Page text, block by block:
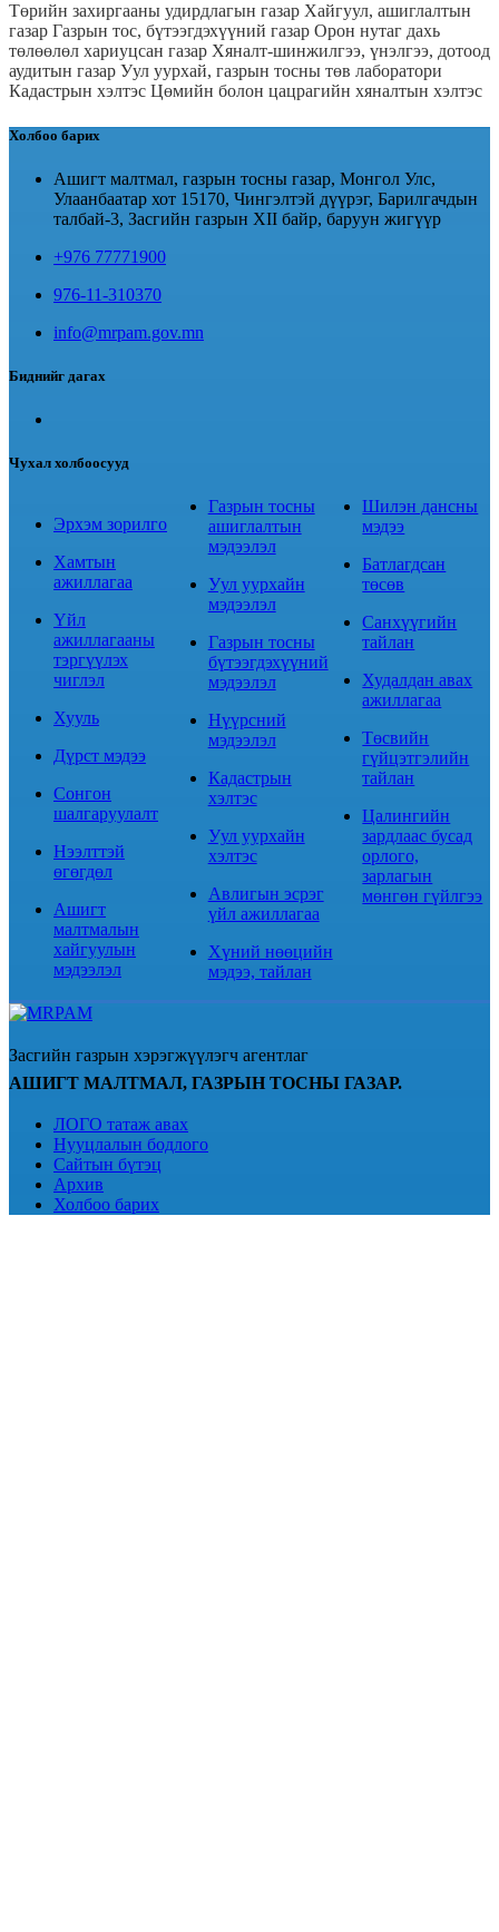
Төрийн захиргааны удирдлагын газар Хайгуул, ашиглалтын
газар Газрын тос, бүтээгдэхүүний газар Орон нутаг дахь
төлөөлөл хариуцсан газар Хяналт-шинжилгээ, үнэлгээ, дотоод
аудитын газар Уул уурхай, газрын тосны төв лаборатори
Кадастрын хэлтэс Цөмийн болон цацрагийн хяналтын хэлтэс
Холбоо барих
Ашигт малтмал, газрын тосны газар, Монгол Улс,
Улаанбаатар хот 15170, Чингэлтэй дүүрэг, Барилгачдын
талбай-3, Засгийн газрын XII байр, баруун жигүүр
+976 77771900
976-11-310370
info@mrpam.gov.mn
Биднийг дагах
Чухал холбоосууд
Эрхэм зорилго
Хамтын
ажиллагаа
Үйл
ажиллагааны
тэргүүлэх
чиглэл
Хууль
Дүрст мэдээ
Сонгон
шалгаруулалт
Нээлттэй
өгөгдөл
Ашигт
малтмалын
хайгуулын
мэдээлэл
Газрын тосны
ашиглалтын
мэдээлэл
Уул уурхайн
мэдээлэл
Газрын тосны
бүтээгдэхүүний
мэдээлэл
Нүүрсний
мэдээлэл
Кадастрын
хэлтэс
Уул уурхайн
хэлтэс
Авлигын эсрэг
үйл ажиллагаа
Хүний нөөцийн
мэдээ, тайлан
Шилэн дансны
мэдээ
Батлагдсан
төсөв
Санхүүгийн
тайлан
Худалдан авах
ажиллагаа
Төсвийн
гүйцэтгэлийн
тайлан
Цалингийн
зардлаас бусад
орлого,
зарлагын
мөнгөн гүйлгээ
Засгийн газрын хэрэгжүүлэгч агентлаг
АШИГТ МАЛТМАЛ, ГАЗРЫН ТОСНЫ ГАЗАР.
ЛОГО татаж авах
Нууцлалын бодлого
Сайтын бүтэц
Архив
Холбоо барих